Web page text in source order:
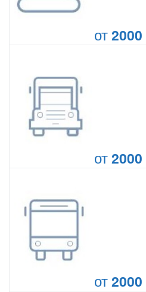
от2000
от2000
от2000